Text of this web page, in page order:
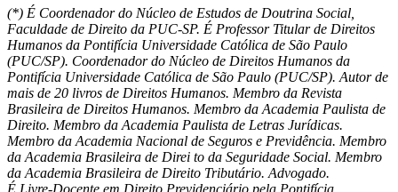
(*) É Coordenador do Núcleo de Estudos de Doutrina Social,
Faculdade de Direito da PUC-SP. É Professor Titular de Direitos
Humanos da Pontifícia Universidade Católica de São Paulo
(PUC/SP). Coordenador do Núcleo de Direitos Humanos da
Pontifícia Universidade Católica de São Paulo (PUC/SP). Autor de
mais de 20 livros de Direitos Humanos. Membro da Revista
Brasileira de Direitos Humanos. Membro da Academia Paulista de
Direito. Membro da Academia Paulista de Letras Jurídicas.
Membro da Academia Nacional de Seguros e Previdência. Membro
da Academia Brasileira de Direi to da Seguridade Social. Membro
da Academia Brasileira de Direito Tributário. Advogado.
É Livre-Docente em Direito Previdenciário pela Pontifícia